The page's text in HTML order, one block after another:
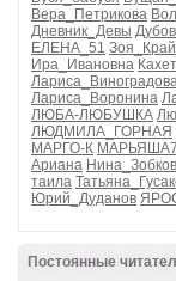
Вера_Петрикова
Дневник_Девы
ЕЛЕНА_51
Ира_Ивановна
Лариса_Воронина
ЛЮБА-ЛЮБУШКА
ЛЮДМИЛА_ГОРНАЯ
МАРГО-К МАРЬЯША7
Ариана
таила
Юрий_Дуданов
Постоянные